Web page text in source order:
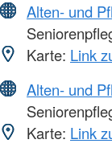
Alten- und
Karte: Link
Alten- und
Karte: Link